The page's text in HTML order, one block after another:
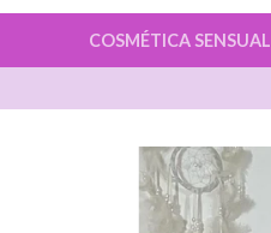
COSMÉTICA SENSUAL